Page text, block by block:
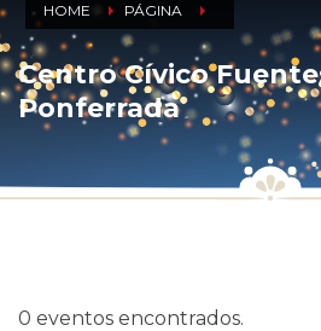
HOME PÁGINA
Centro Cívico
Ponferrada
0 eventos encontrados.